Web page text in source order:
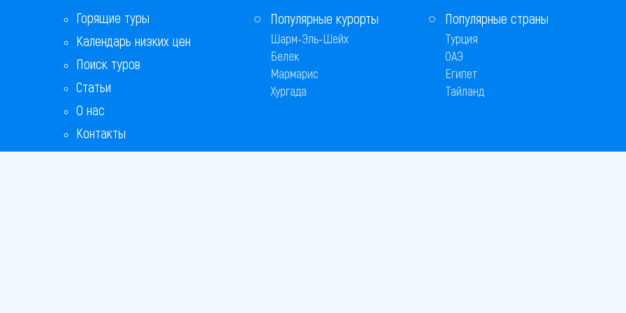
Горящие туры
Календарь низких цен
Поиск туров
Статьи
О нас
Контакты
Популярные курорты
Шарм-Эль-Шейх
Белек
Мармарис
Хургада
Популярные страны
Турция
ОАЭ
Египет
Тайланд